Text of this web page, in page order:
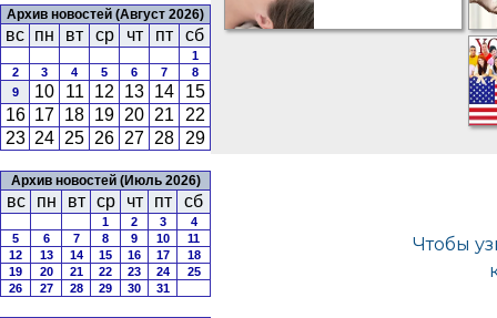
Архив новостей (Август 2026)
вс пн вт ср чт пт сб
1
2
3 4 5 6 7
8
9
10 11 12 13 14
15
16 17 18 19 20 21
22
23 24 25 26 27 28 29
Архив новостей (Июль 2026)
вс пн вт ср чт пт сб
1 2 3
4
5
6 7 8 9 10
11
12
13 14 15 16 17
18
19
20 21 22 23 24
25
26
27 28 29 30 31